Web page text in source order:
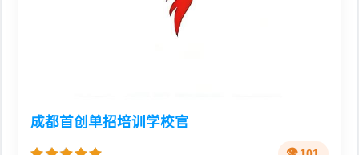
成都首创单招培训学校官